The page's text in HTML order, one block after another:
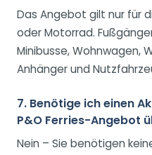
Das Angebot gilt nur für
oder Motorrad.
Minibusse, Wohnwagen,
Anhänger und
7. Benötige ich einen
P&O Ferries-Angebot
Nein – Sie benötigen